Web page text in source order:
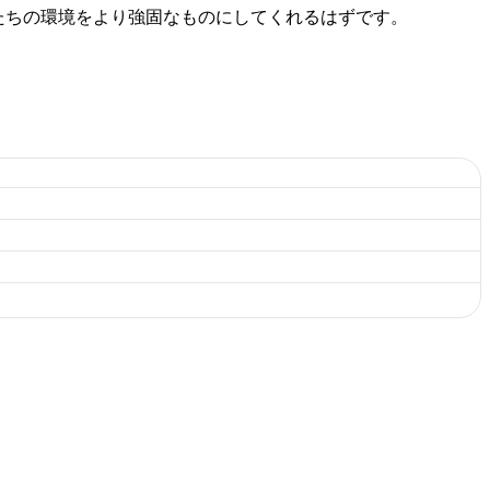
の環境をより強固なものにしてくれるはずです。